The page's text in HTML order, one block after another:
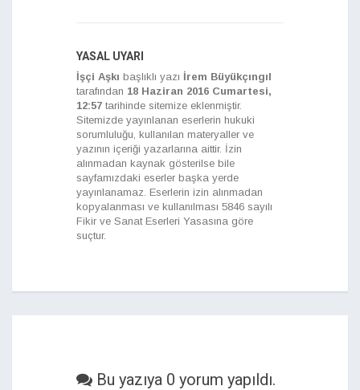
YASAL UYARI
İşçi Aşkı başlıklı yazı İrem Büyükçıngıl
tarafından 18 Haziran 2016 Cumartesi,
12:57 tarihinde sitemize eklenmiştir.
Sitemizde yayınlanan eserlerin hukuki
sorumluluğu, kullanılan materyaller ve
yazının içeriği yazarlarına aittir. İzin
alınmadan kaynak gösterilse bile
sayfamızdaki eserler başka yerde
yayınlanamaz. Eserlerin izin alınmadan
kopyalanması ve kullanılması 5846 sayılı
Fikir ve Sanat Eserleri Yasasına göre
suçtur.
Bu yazıya 0 yorum yapıldı.